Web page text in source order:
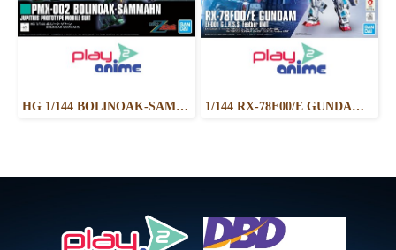
HG 1/144 BOLINOAK-SAMMAHN 1/144 RX-78F00/E GUNDAM （EX-001 G.L.R.S.S. Feather UNIT）